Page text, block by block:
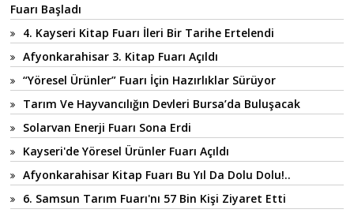
Fuarı Başladı
4. Kayseri Kitap Fuarı İleri Bir Tarihe Ertelendi
Afyonkarahisar 3. Kitap Fuarı Açıldı
“Yöresel Ürünler” Fuarı İçin Hazırlıklar Sürüyor
Tarım Ve Hayvancılığın Devleri Bursa’da Buluşacak
Solarvan Enerji Fuarı Sona Erdi
Kayseri'de Yöresel Ürünler Fuarı Açıldı
Afyonkarahisar Kitap Fuarı Bu Yıl Da Dolu Dolu!..
6. Samsun Tarım Fuarı'nı 57 Bin Kişi Ziyaret Etti